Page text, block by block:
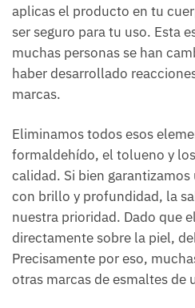
aplicas el producto en tu
ser seguro para tu uso. Esta
muchas personas se han
haber desarrollado
marcas.
Eliminamos todos esos
formaldehído, el tolueno y
calidad. Si bien
con brillo y profundidad, la
nuestra prioridad. Dado que
directamente sobre la piel,
Precisamente por eso,
otras marcas de esmaltes de